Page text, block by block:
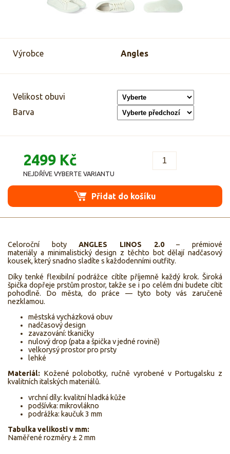
Výrobce Angles
Velikost obuvi
Barva
2499 Kč
NEJDŘÍVE VYBERTE VARIANTU
Přidat do košíku
Celoroční botyANGLES LINOS 2.0– prémiové
materiály a minimalistický design z těchto bot dělají nadčasový
kousek, který snadno sladíte s každodenními outfity.
Díky tenké flexibilní podrážce cítíte příjemně každý krok. Široká
špička dopřeje prstům prostor, takže se i po celém dni budete cítit
pohodlně. Do města, do práce — tyto boty vás zaručeně
nezklamou.
městská vycházková obuv
nadčasový design
zavazování: tkaničky
nulový drop (pata a špička v jedné rovině)
velkorysý prostor pro prsty
lehké
Materiál: Kožené polobotky, ručně vyrobené v Portugalsku z
kvalitních italských materiálů.
vrchní díly: kvalitní hladká kůže
podšívka: mikrovlákno
podrážka: kaučuk 3 mm
Tabulka velikosti v mm:
Naměřené rozměry ± 2 mm